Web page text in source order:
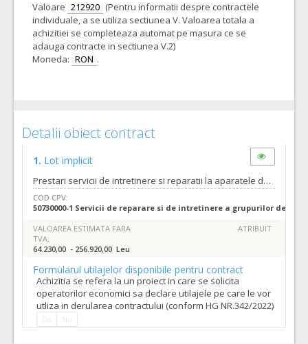
Valoare 212920 (Pentru informatii despre contractele
individuale, a se utiliza sectiunea V. Valoarea totala a
achizitiei se completeaza automat pe masura ce se
adauga contracte in sectiunea V.2)
Moneda: RON .
Detalii obiect contract
1. Lot implicit
Prestari servicii de intretinere si reparatii la aparatele de aer conditionat pentru Spitalul Clinic Judetean de Urgenta Bihor- acord cadru pentru 48 luni- conform specificatiilor din caietul de sarcini constand in: 1. verificare tehnica, intretinere si igienizare aparate de aer conditionat; 2. inlocuirea filtrelor (un set de cate doua filtre pentru fiecare aparat de aer conditionat); 3. completarea/umplerea cu freon a aparatelor de aer conditionat acolo unde este cazul. Numar zile pana la care se pot solicita clarificari inainte de data limita de depunere a ofertelor/candidaturilor 6 zile. Data limita de transmitere a raspunsului la solicitarile de clarificari: cu 3 (trei) zile inainte de data limita de depunere a ofertelor specificata in invitatia de participare.(Conform art.160 alin.2 si art.161 din Legea 98/2016 modificate prin OUG 107/2017). Autoritatea contractanta a stabilit valoarea estimata a acordului - cadru de prestari servicii conform prospectarii pietii, respectand prevederile care stabilesc regulile de estimare a valorii acordului-cadru. Astfel, valoarea estimata a fost stabilita prin insumarea tuturor sumelor platibile pentru indeplinirea acordului-cadru de prestari servicii fara taxa pe valoare adaugata incluzand si alte servicii care se pot ivi de-a lungul desfasurarii acordului-cadru.
COD CPV:
50730000-1 Servicii de reparare si de intretinere a grupurilor de
VALOAREA ESTIMATA FARA
TVA:
64.230,00 - 256.920,00 Leu
ATRIBUIT
Formularul utilajelor disponibile pentru contract
Achizitia se refera la un proiect in care se solicita
operatorilor economici sa declare utilajele pe care le vor
utliza in derularea contractului (conform HG NR.342/2022)